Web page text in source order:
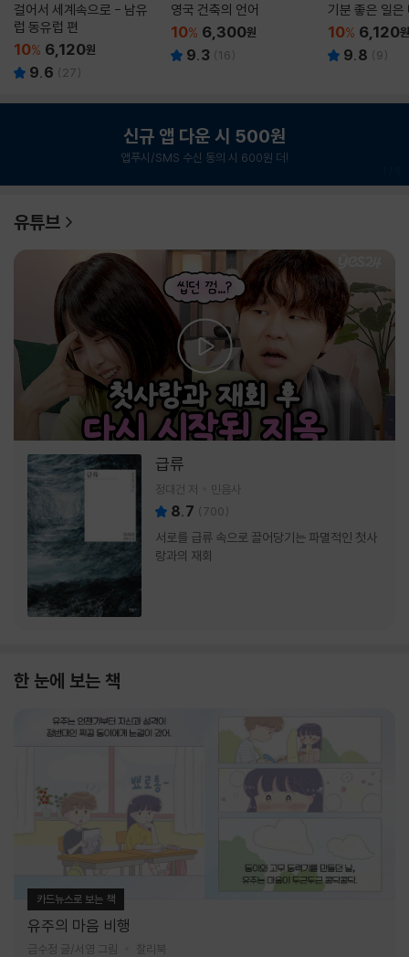
걸어서 세계속으로 - 남유
럽 동유럽 편
10% 6,120원
9.6 ( 27)
영국 건축의 언어
10% 6,300원
9.3 (16)
기분 좋은 일은
10% 6,120원
9.8 (9)
신규 앱 다운 시 500원
앱푸시/SMS 수신 동의 시 600원 더!
유튜브
급류
정대건 저 민음사
8.7 (700)
서로를 급류 속으로 끌어당기는 파멸적인 첫사
랑과의 재회
한 눈에 보는 책
카드뉴스로 보는 책
유주의 마음 비행
금수정 글/서영 그림 찰리북